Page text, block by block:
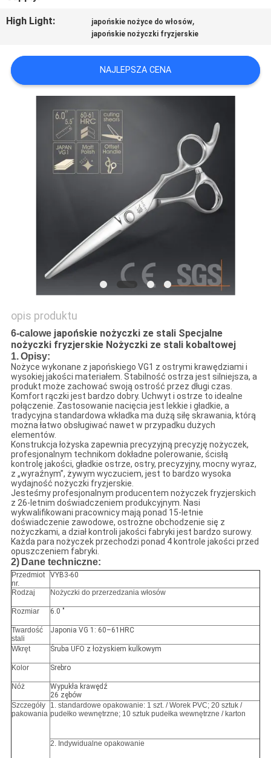
SITEMAP
PRIVACY
POLICY
High Light: japońskie nożyce do włosów,
japońskie nożyczki fryzjerskie
NAJLEPSZA CENA
opis produktu
6-calowe japońskie nożyczki ze stali Specjalne
nożyczki fryzjerskie Nożyczki ze stali kobaltowej
1.Opisy:
Nożyce wykonane z japońskiego VG1 z ostrymi krawędziami i
wysokiej jakości materiałem. Stabilność ostrza jest silniejsza, a
produkt może zachować swoją ostrość przez długi czas.
Komfort rączki jest bardzo dobry. Uchwyt i ostrze to idealne
połączenie. Zastosowanie nacięcia jest lekkie i gładkie, a
tradycyjna standardowa wkładka ma dużą siłę skrawania, którą
można łatwo obsługiwać nawet w przypadku dużych
elementów.
Konstrukcja łożyska zapewnia precyzyjną precyzję nożyczek,
profesjonalnym technikom dokładne polerowanie, ścisłą
kontrolę jakości, gładkie ostrze, ostry, precyzyjny, mocny wyraz,
z „wyraźnym”, żywym wyczuciem, jest to bardzo wysoka
wydajność nożyczki fryzjerskie.
Jesteśmy profesjonalnym producentem nożyczek fryzjerskich
z 26-letnim doświadczeniem produkcyjnym. Nasi
wykwalifikowani pracownicy mają ponad 15-letnie
doświadczenie zawodowe, ostrożne obchodzenie się z
nożyczkami, a dział kontroli jakości fabryki jest bardzo surowy.
Każda para nożyczek przechodzi ponad 4 kontrole jakości przed
opuszczeniem fabryki.
2) Dane techniczne:
Przedmiot
nr.
VYB3-60
Rodzaj Nożyczki do przerzedzania włosów
Rozmiar 6.0 "
Twardość
stali
Japonia VG 1: 60–61HRC
Wkręt Śruba UFO z łożyskiem kulkowym
Kolor Srebro
Nóż
Wypukła krawędź
26 zębów
Szczegóły
pakowania
1. standardowe opakowanie: 1 szt. / Worek PVC; 20 sztuk /
pudełko wewnętrzne; 10 sztuk pudełka wewnętrzne / karton
2. Indywidualne opakowanie